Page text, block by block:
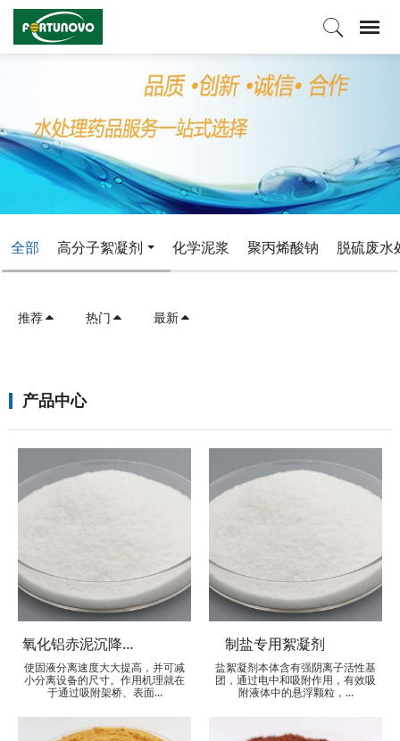
全部 高分子絮凝剂 化学泥浆 聚丙烯酸钠 脱硫废水
推荐 热门 最新
产品中心
氧化铝赤泥沉降絮凝剂
使固液分离速度大大提高，并可减
小分离设备的尺寸。作用机理就在
于通过吸附架桥、表面...
制盐专用絮凝剂
盐絮凝剂本体含有强阴离子活性基
团，通过电中和吸附作用，有效吸
附液体中的悬浮颗粒，...